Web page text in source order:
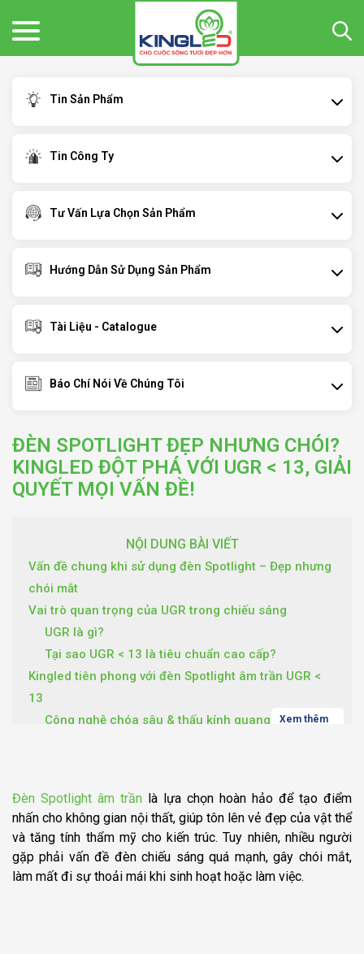
Tin Sản Phẩm
Tin Công Ty
Tư Vấn Lựa Chọn Sản Phẩm
Hướng Dẫn Sử Dụng Sản Phẩm
Tài Liệu - Catalogue
Báo Chí Nói Về Chúng Tôi
ĐÈN SPOTLIGHT ĐẸP NHƯNG CHÓI?
KINGLED ĐỘT PHÁ VỚI UGR < 13, GIẢI
QUYẾT MỌI VẤN ĐỀ!
NỘI DUNG BÀI VIẾT
Vấn đề chung khi sử dụng đèn Spotlight – Đẹp nhưng
chói mắt
Vai trò quan trọng của UGR trong chiếu sáng
UGR là gì?
Tại sao UGR < 13 là tiêu chuẩn cao cấp?
Kingled tiên phong với đèn Spotlight âm trần UGR <
13
Công nghệ chóa sâu & thấu kính quang học đặc
bảo vệ thị lực
Ứng dụng của đèn Spotlight Kingled UGR < 13
Xem thêm
Đèn Spotlight âm trần là lựa chọn hoàn hảo để tạo điểm
nhấn cho không gian nội thất, giúp tôn lên vẻ đẹp của vật thể
và tăng tính thẩm mỹ cho kiến trúc. Tuy nhiên, nhiều người
gặp phải vấn đề đèn chiếu sáng quá mạnh, gây chói mắt,
làm mất đi sự thoải mái khi sinh hoạt hoặc làm việc.